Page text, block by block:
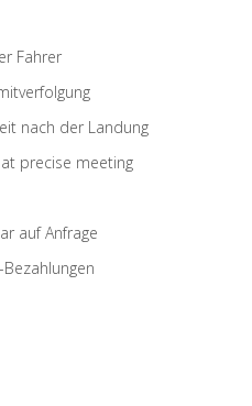
Fahrer
nach der Landung
precise meeting
auf Anfrage